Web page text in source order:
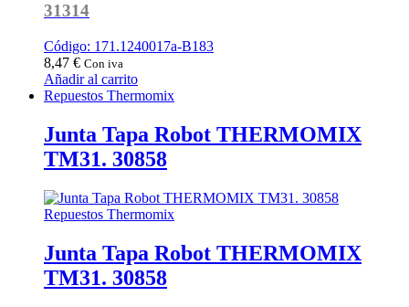
31314
Código: 171.1240017a-B183
8,47 € Con iva
Añadir al carrito
Repuestos Thermomix
Junta Tapa Robot THERMOMIX
TM31. 30858
Repuestos Thermomix
Junta Tapa Robot THERMOMIX
TM31. 30858